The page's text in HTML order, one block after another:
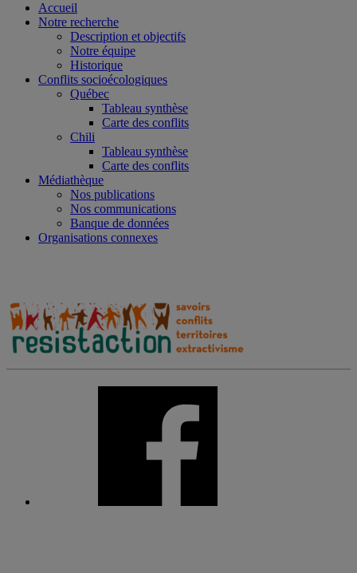
Accueil
Notre recherche
Description et objectifs
Notre équipe
Historique
Conflits socioécologiques
Québec
Tableau synthèse
Carte des conflits
Chili
Tableau synthèse
Carte des conflits
Médiathèque
Nos publications
Nos communications
Banque de données
Organisations connexes